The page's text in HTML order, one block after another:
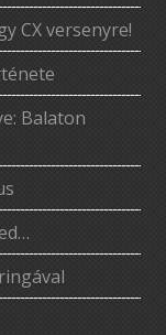
CX versenyre!
Balaton